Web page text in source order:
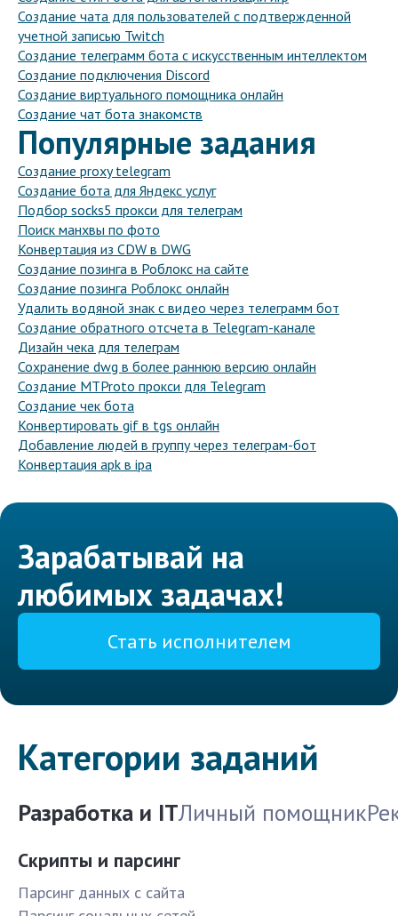
Создание чата для пользователей с подтвержденной
учетной записью Twitch
Создание телеграмм бота с искусственным интеллектом
Создание подключения Discord
Создание виртуального помощника онлайн
Создание чат бота знакомств
Популярные задания
Создание proxy telegram
Создание бота для Яндекс услуг
Подбор socks5 прокси для телеграм
Поиск манхвы по фото
Конвертация из CDW в DWG
Создание позинга в Роблокс на сайте
Создание позинга Роблокс онлайн
Удалить водяной знак с видео через телеграмм бот
Создание обратного отсчета в Telegram-канале
Дизайн чека для телеграм
Сохранение dwg в более раннюю версию онлайн
Создание MTProto прокси для Telegram
Создание чек бота
Конвертировать gif в tgs онлайн
Добавление людей в группу через телеграм-бот
Конвертация apk в ipa
Зарабатывай на
любимых задачах!
Стать исполнителем
Категории заданий
Разработка и ITЛичный помощник
Скрипты и парсинг
Парсинг данных с сайта